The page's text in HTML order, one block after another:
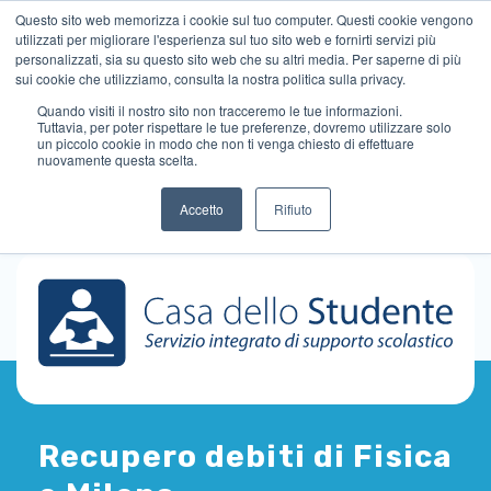
Questo sito web memorizza i cookie sul tuo computer. Questi cookie vengono
utilizzati per migliorare l'esperienza sul tuo sito web e fornirti servizi più
personalizzati, sia su questo sito web che su altri media. Per saperne di più
sui cookie che utilizziamo, consulta la nostra politica sulla privacy.
Quando visiti il ​​nostro sito non tracceremo le tue informazioni.
Tuttavia, per poter rispettare le tue preferenze, dovremo utilizzare solo
un piccolo cookie in modo che non ti venga chiesto di effettuare
nuovamente questa scelta.
Accetto Rifiuto
Recupero debiti di Fisica